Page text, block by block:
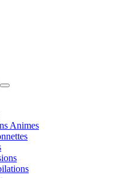
Animes